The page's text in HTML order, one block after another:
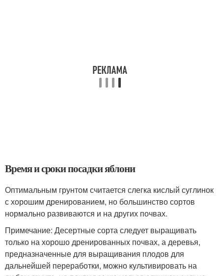
Время и сроки посадки яблони
Оптимальным грунтом считается слегка кислый суглинок
с хорошим дренированием, но большинство сортов
нормально развиваются и на других почвах.
Примечание: Десертные сорта следует выращивать
только на хорошо дренированных почвах, а деревья,
предназначенные для выращивания плодов для
дальнейшей переработки, можно культивировать на